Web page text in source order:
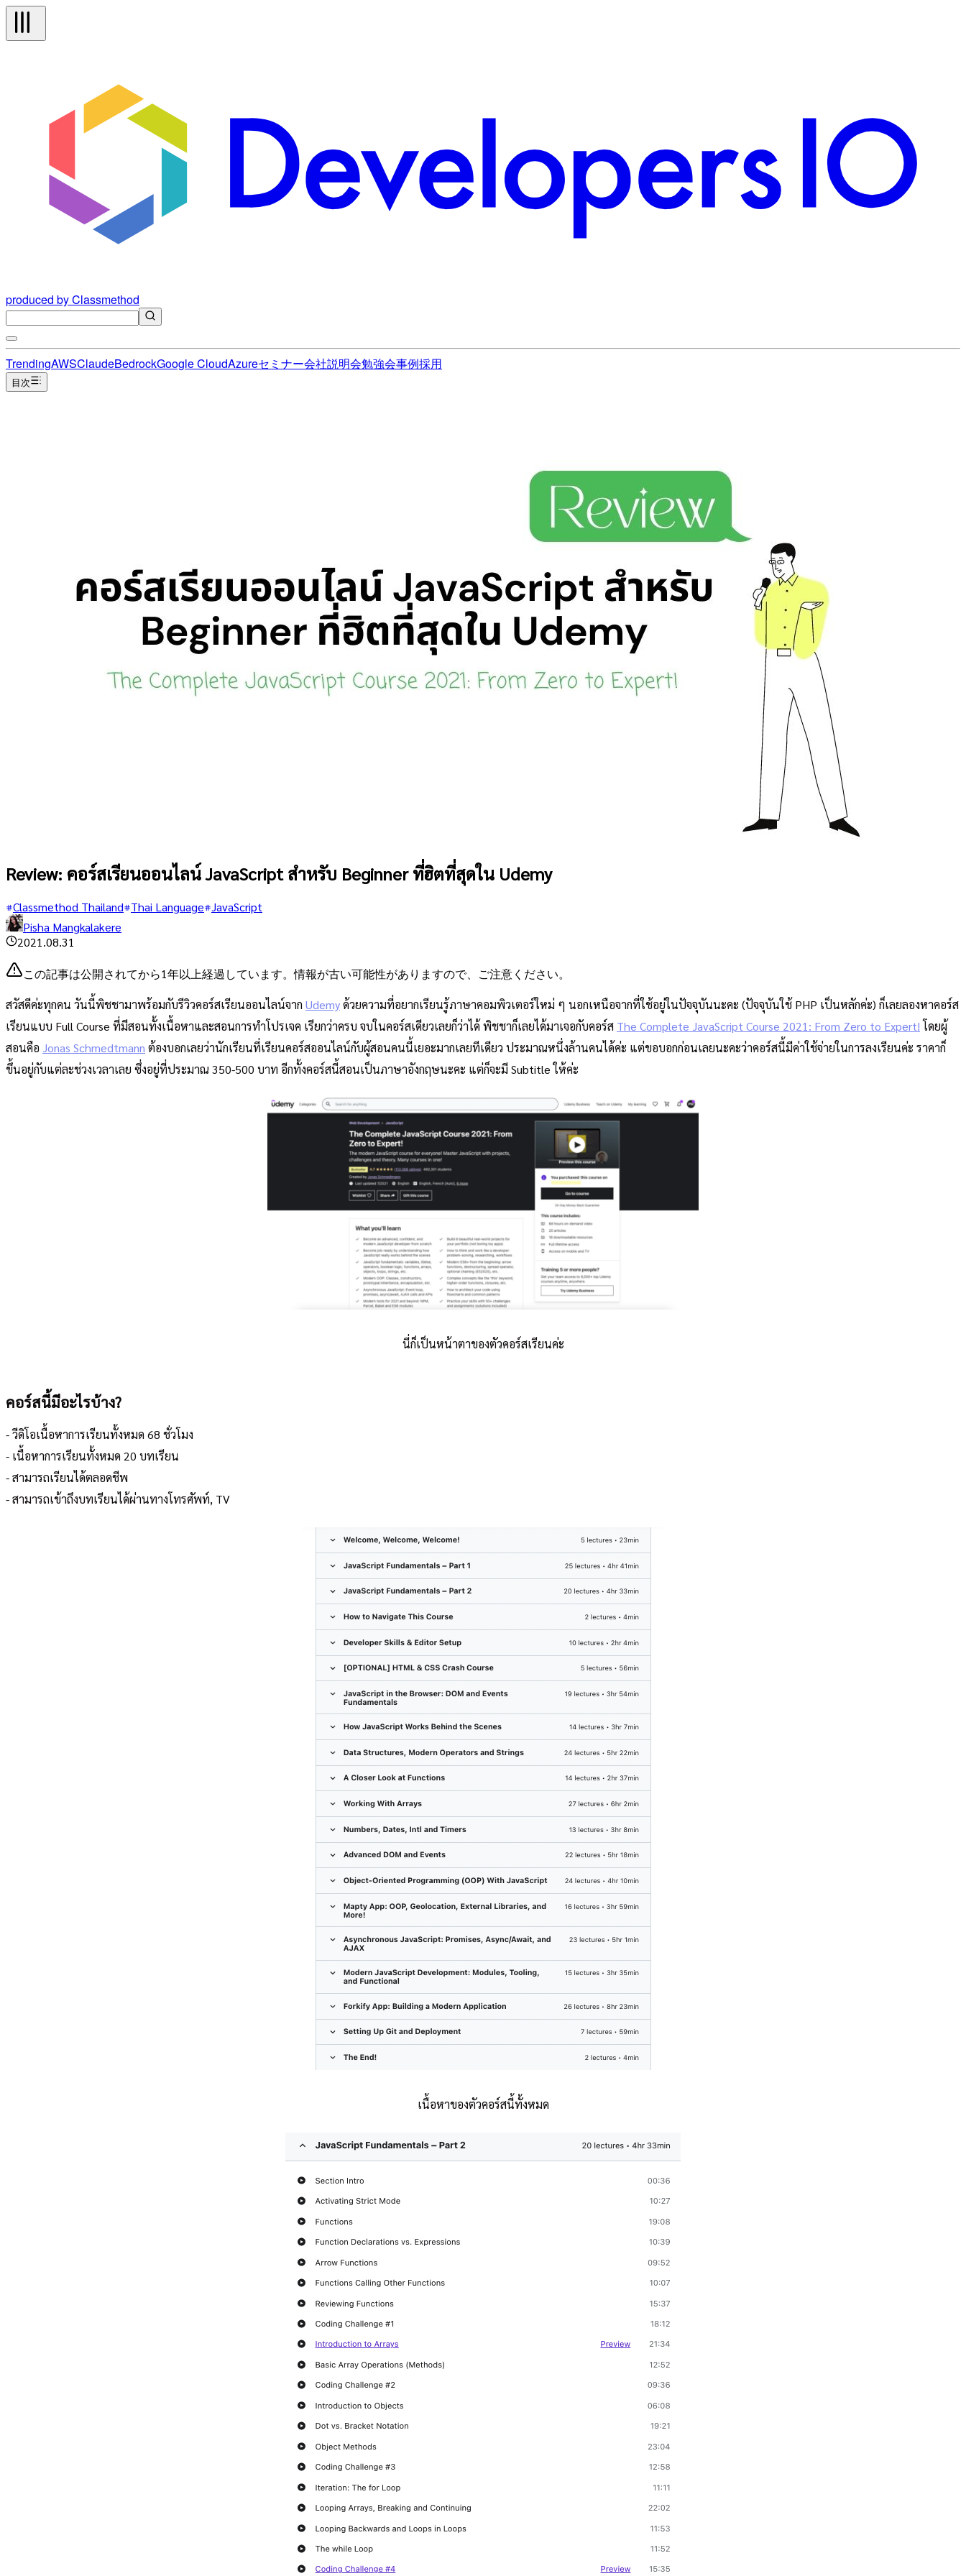
produced by Classmethod
TrendingAWSClaudeBedrockGoogle CloudAzureセミナー会社説明会勉強会事例採用
目次
Review: คอร์สเรียนออนไลน์ JavaScript สำหรับ Beginner ที่ฮิตที่สุดใน Udemy
Classmethod Thailand Thai Language JavaScript
Pisha Mangkalakere
2021.08.31
この記事は公開されてから1年以上経過しています。情報が古い可能性がありますので、ご注意ください。
สวัสดีค่ะทุกคน วันนี้พิชชามาพร้อมกับรีวิวคอร์สเรียนออนไลน์จาก Udemyด้วยความที่อยากเรียนรู้ภาษาคอมพิวเตอร์ใหม่ ๆ นอกเหนือจากที่ใช้อยู่ในปัจจุบันนะคะ (ปัจจุบันใช้ PHP เป็นหลักค่ะ) ก็เลยลองหาคอร์ส
เรียนแบบ Full Course ที่มีสอนทั้งเนื้อหาและสอนการทำโปรเจค เรียกว่าครบ จบในคอร์สเดียวเลยก็ว่าได้ พิชชาก็เลยได้มาเจอกับคอร์ส The Complete JavaScript Course 2021: From Zero to Expert! โดยผู้
สอนคือ Jonas Schmedtmann ต้องบอกเลยว่านักเรียนที่เรียนคอร์สออนไลน์กับผู้สอนคนนี้เยอะมากเลยทีเดียว ประมาณหนึ่งล้านคนได้ค่ะ แต่ขอบอกก่อนเลยนะคะว่าคอร์สนี้มีค่าใช้จ่ายในการลงเรียนค่ะ ราคาก็
ขึ้นอยู่กับแต่ละช่วงเวลาเลย ซึ่งอยู่ที่ประมาณ 350-500 บาท อีกทั้งคอร์สนี้สอนเป็นภาษาอังกฤษนะคะ แต่ก็จะมี Subtitle ให้ค่ะ
นี่ก็เป็นหน้าตาของตัวคอร์สเรียนค่ะ
คอร์สนี้มีอะไรบ้าง?
- วีดิโอเนื้อหาการเรียนทั้งหมด 68 ชั่วโมง
- เนื้อหาการเรียนทั้งหมด 20 บทเรียน
- สามารถเรียนได้ตลอดชีพ
- สามารถเข้าถึงบทเรียนได้ผ่านทางโทรศัพท์, TV
เนื้อหาของตัวคอร์สนี้ทั้งหมด